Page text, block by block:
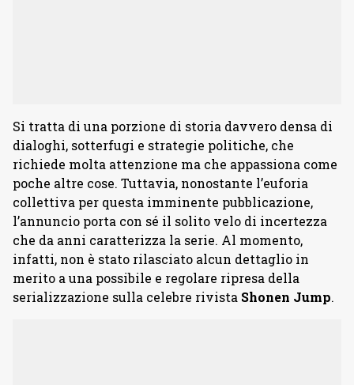
Si tratta di una porzione di storia davvero densa di
dialoghi, sotterfugi e strategie politiche, che
richiede molta attenzione ma che appassiona come
poche altre cose. Tuttavia, nonostante l’euforia
collettiva per questa imminente pubblicazione,
l’annuncio porta con sé il solito velo di incertezza
che da anni caratterizza la serie. Al momento,
infatti, non è stato rilasciato alcun dettaglio in
merito a una possibile e regolare ripresa della
serializzazione sulla celebre rivista Shonen Jump.